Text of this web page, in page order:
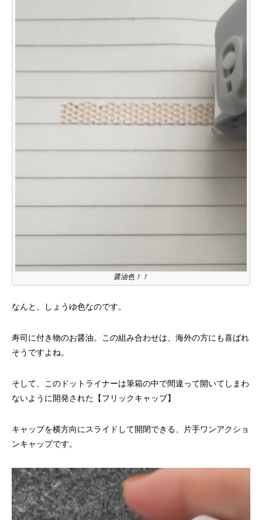
醤油色！！
なんと、しょうゆ色なのです。
寿司に付き物のお醤油。この組み合わせは、海外の方にも喜ばれ
そうですよね。
そして、このドットライナーは筆箱の中で間違って開いてしまわ
ないように開発された【フリックキャップ】
キャップを横方向にスライドして開閉できる、片手ワンアクショ
ンキャップです。